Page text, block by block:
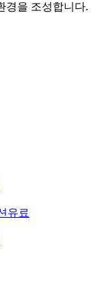
경을 조성합니다.
유료